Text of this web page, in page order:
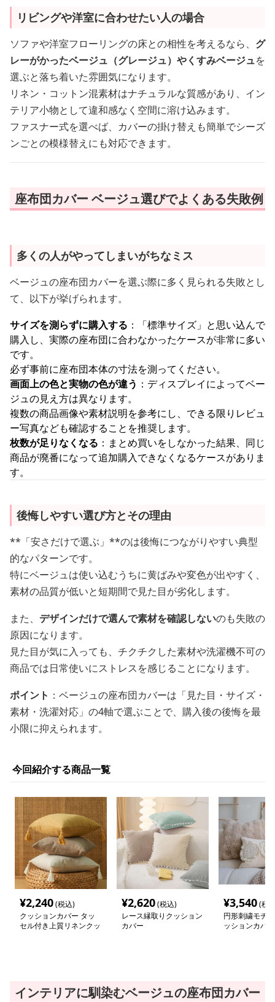
リビングや洋室に合わせたい人の場合
ソファや洋室フローリングの床との相性を考えるなら、 グ
レーがかったベージュ（グレージュ）やくすみベージュを
選ぶと落ち着いた雰囲気になります。
リネン・コットン混素材はナチュラルな質感があり、イン
テリア小物として違和感なく空間に溶け込みます。
ファスナー式を選べば、カバーの掛け替えも簡単でシーズ
ンごとの模様替えにも対応できます。
座布団カバー ベージュ選びでよくある失敗例
多くの人がやってしまいがちなミス
ベージュの座布団カバーを選ぶ際に多く見られる失敗とし
て、以下が挙げられます。
サイズを測らずに購入する ：「標準サイズ」と思い込んで
購入し、実際の座布団に合わなかったケースが非常に多い
です。
必ず事前に座布団本体の寸法を測ってください。
画面上の色と実物の色が違う ：ディスプレイによってベー
ジュの見え方は異なります。
複数の商品画像や素材説明を参考にし、できる限りレビュ
ー写真なども確認することを推奨します。
枚数が足りなくなる ：まとめ買いをしなかった結果、同じ
商品が廃番になって追加購入できなくなるケースがありま
す。
後悔しやすい選び方とその理由
**「安さだけで選ぶ」**のは後悔につながりやすい典型
的なパターンです。
特にベージュは使い込むうちに黄ばみや変色が出やすく、
素材の品質が低いと短期間で見た目が劣化します。
また、 デザインだけで選んで素材を確認しないのも失敗の
原因になります。
見た目が気に入っても、チクチクした素材や洗濯機不可の
商品では日常使いにストレスを感じることになります。
ポイント ：ベージュの座布団カバーは「見た目・サイズ・
素材・洗濯対応」の4軸で選ぶことで、購入後の後悔を最
小限に抑えられます。
今回紹介する商品一覧
¥2,240(税込)
クッションカバー タッ
セル付き上質リネンクッ
¥2,620(税込)
レース縁取りクッション
カバー
¥3,540(税
円形刺繍モチ
ッションカバー
インテリアに馴染むベージュの座布団カバー